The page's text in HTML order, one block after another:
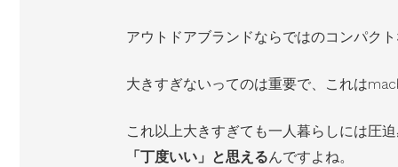
アウトドアブランドならではのコンパク
大きすぎないってのは重要で、これは
これ以上大きすぎても一人暮らしには圧
「丁度いい」と思えるんですよね。